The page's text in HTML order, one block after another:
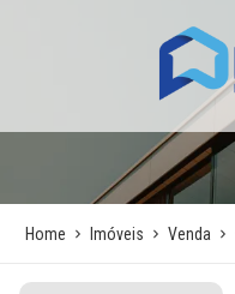
Home Imóveis Venda